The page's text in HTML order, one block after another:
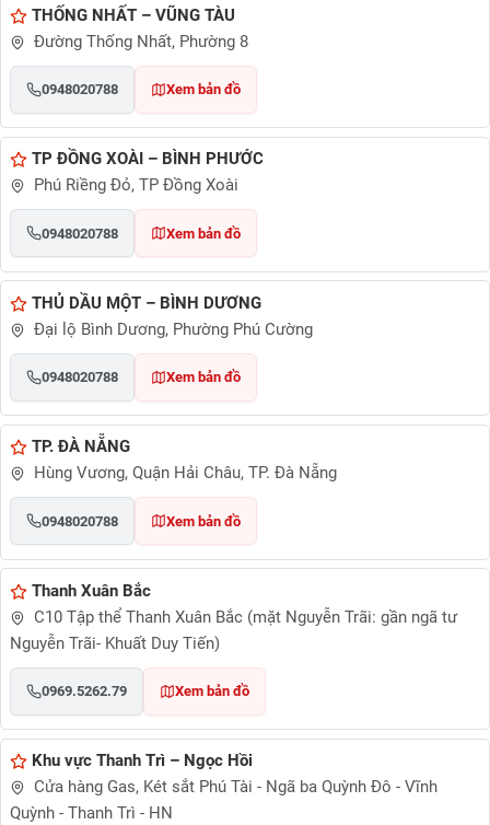
THỐNG NHẤT – VŨNG TÀU
Đường Thống Nhất, Phường 8
0948020788 Xem bản đồ
TP ĐỒNG XOÀI – BÌNH PHƯỚC
Phú Riềng Đỏ, TP Đồng Xoài
0948020788 Xem bản đồ
THỦ DẦU MỘT – BÌNH DƯƠNG
Đại lộ Bình Dương, Phường Phú Cường
0948020788 Xem bản đồ
TP. ĐÀ NẴNG
Hùng Vương, Quận Hải Châu, TP. Đà Nẵng
0948020788 Xem bản đồ
Thanh Xuân Bắc
C10 Tập thể Thanh Xuân Bắc (mặt Nguyễn Trãi: gần ngã tư
Nguyễn Trãi- Khuất Duy Tiến)
0969.5262.79 Xem bản đồ
Khu vực Thanh Trì – Ngọc Hồi
Cửa hàng Gas, Két sắt Phú Tài - Ngã ba Quỳnh Đô - Vĩnh
Quỳnh - Thanh Trì - HN